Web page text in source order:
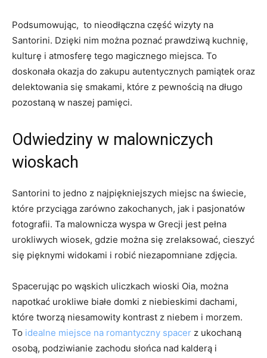
Podsumowując, ​ to nieodłączna część wizyty na​
Santorini. Dzięki nim można poznać​ prawdziwą​ kuchnię,
kulturę i atmosferę tego magicznego miejsca. ⁢To
doskonała okazja do zakupu autentycznych pamiątek ⁢oraz
delektowania się smakami, które z pewnością na ‍długo
pozostaną w⁣ naszej ⁣pamięci.
Odwiedziny w malowniczych
wioskach
Santorini⁢ to‌ jedno‍ z najpiękniejszych miejsc na świecie,
które ⁢przyciąga zarówno zakochanych, jak⁢ i ‍pasjonatów
fotografii. Ta malownicza wyspa ⁣w Grecji jest⁢ pełna ​
urokliwych wiosek, gdzie można się zrelaksować,⁣ cieszyć
się pięknymi widokami i robić niezapomniane zdjęcia.
Spacerując po wąskich uliczkach wioski Oia, można
napotkać⁤ urokliwe białe ‌domki z niebieskimi ⁤dachami,
które tworzą ⁣niesamowity kontrast z ‍niebem i morzem.
⁢To idealne miejsce na romantyczny spacer z⁢ ukochaną
osobą, ⁢podziwianie zachodu ‌słońca nad kalderą​ i